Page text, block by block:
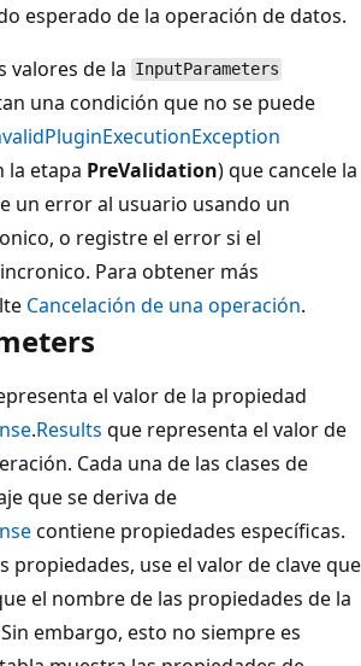
esperado de la operación de datos.
valores de la InputParameters
una condición que no se puede
la etapa PreValidation) que cancele la
un error al usuario usando un
o registre el error si el
Para obtener más
Cancelación de una operación.
el valor de la propiedad
.Results que representa el valor de
Cada una de las clases de
que se deriva de
contiene propiedades específicas.
propiedades, use el valor de clave que
el nombre de las propiedades de la
embargo, esto no siempre es